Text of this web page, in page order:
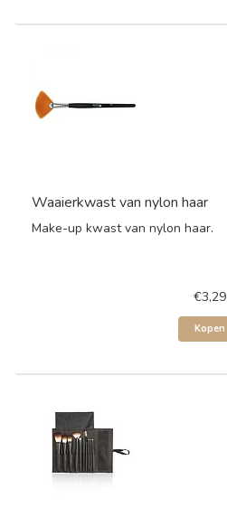
Waaierkwast van nylon haar
Make-up kwast van nylon haar.
€3,29
Kopen